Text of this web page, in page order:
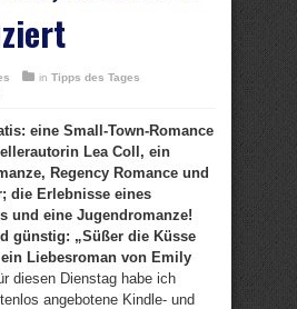
in Tipps des Tages
eine Small-Town-Romance
Lea Coll, ein
Regency Romance und
die Erlebnisse eines
und eine Jugendromanze!
günstig: „Süßer die Küsse
Liebesroman von Emily
diesen Dienstag habe ich
angebotene Kindle- und